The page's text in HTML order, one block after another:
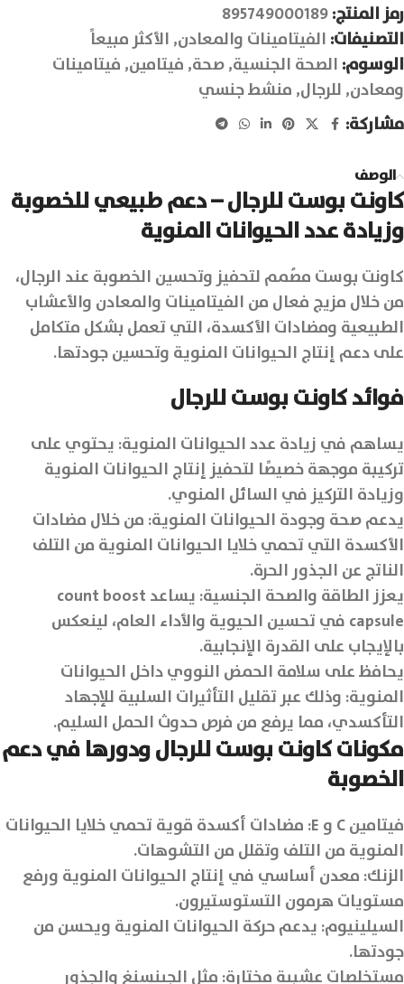
رمز المنتج:895749000189
التصنيفات: الفيتامينات والمعادن, الأكثر مبيعاً
الوسوم: الصحة الجنسية,صحة, فيتامين, فيتامينات
ومعادن, للرجال, منشط جنسي
مشاركة:
الوصف
كاونت بوست للرجال – دعم طبيعي للخصوبة
وزيادة عدد الحيوانات المنوية
كاونت بوست مصُمم لتحفيز وتحسين الخصوبة عند الرجال،
من خلال مزيج فعال من الفيتامينات والمعادن والأعشاب
الطبيعية ومضادات الأكسدة، التي تعمل بشكل متكامل
على دعم إنتاج الحيوانات المنوية وتحسين جودتها.
فوائد كاونت بوست للرجال
يساهم في زيادة عدد الحيوانات المنوية: يحتوي على
تركيبة موجهة خصيصًا لتحفيز إنتاج الحيوانات المنوية
وزيادة التركيز في السائل المنوي.
يدعم صحة وجودة الحيوانات المنوية: من خلال مضادات
الأكسدة التي تحمي خلايا الحيوانات المنوية من التلف
الناتج عن الجذور الحرة.
يعزز الطاقة والصحة الجنسية: يساعد count boost
capsule في تحسين الحيوية والأداء العام، لينعكس
بالإيجاب على القدرة الإنجابية.
يحافظ على سلامة الحمض النووي داخل الحيوانات
المنوية: وذلك عبر تقليل التأثيرات السلبية للإجهاد
التأكسدي، مما يرفع من فرص حدوث الحمل السليم.
مكونات كاونت بوست للرجال ودورها في دعم
الخصوبة
فيتامين C و E: مضادات أكسدة قوية تحمي خلايا الحيوانات
المنوية من التلف وتقلل من التشوهات.
الزنك: معدن أساسي في إنتاج الحيوانات المنوية ورفع
مستويات هرمون التستوستيرون.
السيلينيوم: يدعم حركة الحيوانات المنوية ويحسن من
جودتها.
مستخلصات عشبية مختارة: مثل الجينسنغ والجذور